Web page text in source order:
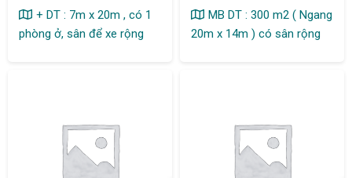
+ DT : 7m x 20m , có 1
phòng ở, sân để xe rộng
MB DT : 300 m2 ( Ngang
20m x 14m ) có sân rộng